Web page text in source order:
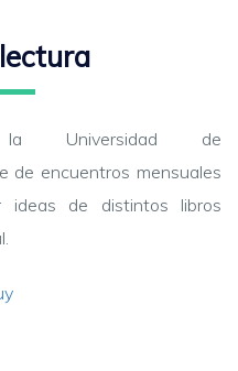
Universidad de
de encuentros mensuales
ideas de distintos libros